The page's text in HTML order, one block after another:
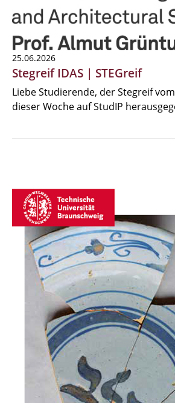
25.06.2026
Stegreif IDAS | STEGreif
Liebe Studierende, der Stegreif
dieser Woche auf StudIP